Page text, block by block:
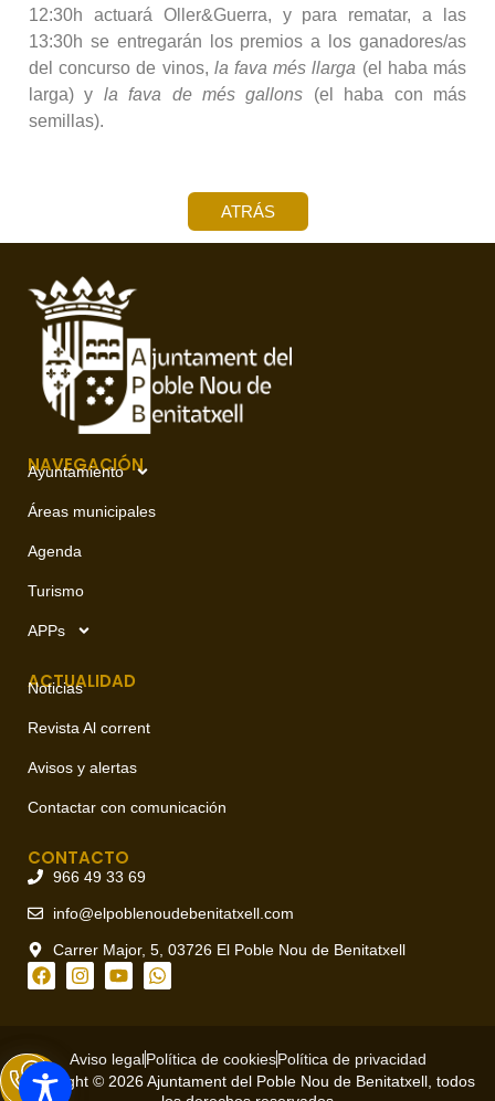
12:30h actuará Oller&Guerra, y para rematar, a las
13:30h se entregarán los premios a los ganadores/as
del concurso de vinos, la fava més llarga (el haba más
larga) y la fava de més gallons (el haba con más
semillas).
ATRÁS
NAVEGACIÓN
Ayuntamiento
Áreas municipales
Agenda
Turismo
APPs
ACTUALIDAD
Noticias
Revista Al corrent
Avisos y alertas
Contactar con comunicación
CONTACTO
966 49 33 69
info@elpoblenoudebenitatxell.com
Carrer Major, 5, 03726 El Poble Nou de Benitatxell
Aviso legalPolítica de cookiesPolítica de privacidad
Copyright © 2026 Ajuntament del Poble Nou de Benitatxell, todos